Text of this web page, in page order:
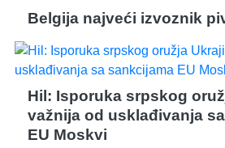
Belgija najveći izvoznik
Hil: Isporuka srpskog
važnija od usklađivanja
EU Moskvi